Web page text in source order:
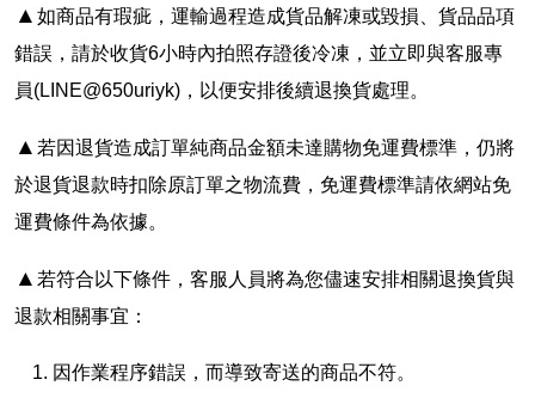
▲ 如商品有瑕疵，運輸過程造成貨品解凍或毀損、貨品品項
錯誤，請於收貨6小時內拍照存證後冷凍，並立即與客服專
員(LINE@650uriyk)，以便安排後續退換貨處理。
▲ 若因退貨造成訂單純商品金額未達購物免運費標準，仍將
於退貨退款時扣除原訂單之物流費，免運費標準請依網站免
運費條件為依據。
▲ 若符合以下條件，客服人員將為您儘速安排相關退換貨與
退款相關事宜：
因作業程序錯誤，而導致寄送的商品不符。